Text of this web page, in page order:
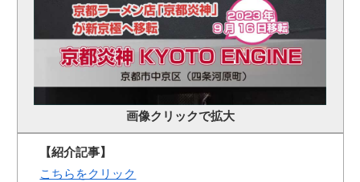
画像クリックで拡大
【紹介記事】
こちらをクリック